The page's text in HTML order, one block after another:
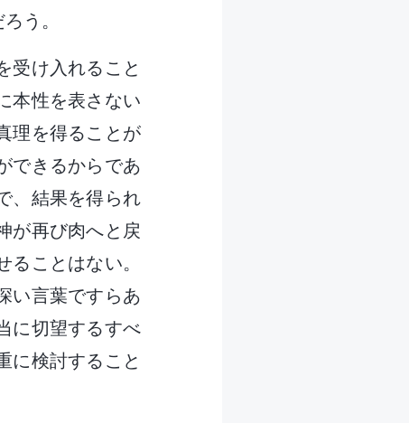
う。
受け入れること
本性を表さない
理を得ることが
できるからであ
、結果を得られ
が再び肉へと戻
ことはない。
い言葉ですらあ
に切望するすべ
に検討すること